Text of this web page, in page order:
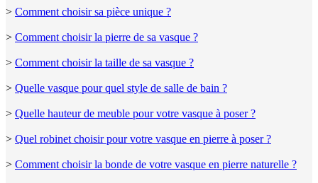
> Comment choisir sa pièce unique ?
> Comment choisir la pierre de sa vasque ?
> Comment choisir la taille de sa vasque ?
> Quelle vasque pour quel style de salle de bain ?
> Quelle hauteur de meuble pour votre vasque à poser ?
> Quel robinet choisir pour votre vasque en pierre à poser ?
> Comment choisir la bonde de votre vasque en pierre naturelle ?